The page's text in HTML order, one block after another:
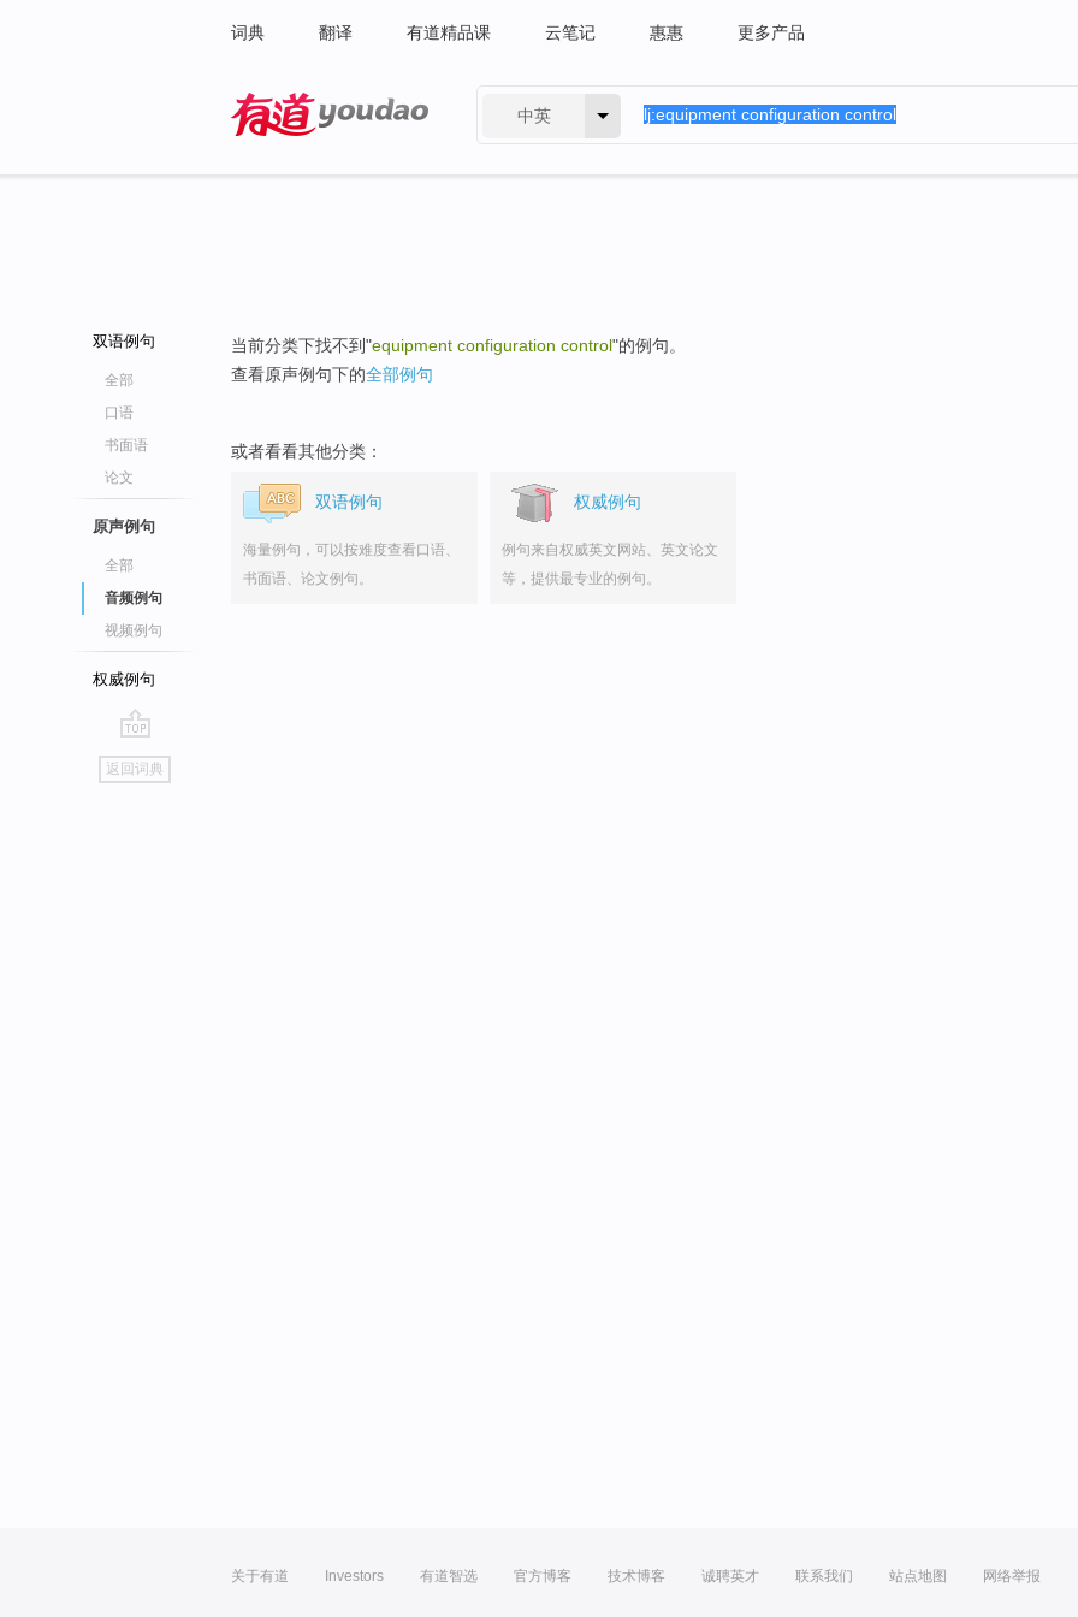
词典 翻译 有道精品课 云笔记 惠惠 更多产品
中英
双语例句
全部
口语
书面语
论文
原声例句
全部
音频例句
视频例句
权威例句
go
top
返回词典
当前分类下找不到"equipment configuration control"的例句。
查看原声例句下的全部例句
或者看看其他分类：
双语例句
海量例句，可以按难度查看口语、
书面语、论文例句。
权威例句
例句来自权威英文网站、英文论文
等，提供最专业的例句。
关于有道 Investors 有道智选 官方博客 技术博客 诚聘英才 联系我们 站点地图 网络举报